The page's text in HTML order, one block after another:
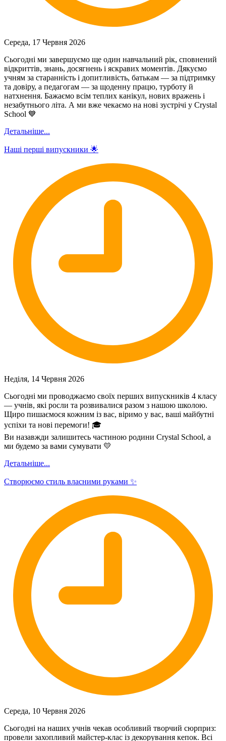
Середа, 17 Червня 2026
Сьогодні ми завершуємо ще один навчальний рік, сповнений
відкриттів, знань, досягнень і яскравих моментів. Дякуємо
учням за старанність і допитливість, батькам — за підтримку
та довіру, а педагогам — за щоденну працю, турботу й
натхнення. Бажаємо всім теплих канікул, нових вражень і
незабутнього літа. А ми вже чекаємо на нові зустрічі у Crystal
School 💙
Детальніше...
Наші перші випускники 🌟
Неділя, 14 Червня 2026
Сьогодні ми проводжаємо своїх перших випускників 4 класу
— учнів, які росли та розвивалися разом з нашою школою.
Щиро пишаємося кожним із вас, віримо у вас, ваші майбутні
успіхи та нові перемоги! 🎓
Ви назавжди залишитесь частиною родини Crystal School, а
ми будемо за вами сумувати 💛
Детальніше...
Створюємо стиль власними руками ✨
Середа, 10 Червня 2026
Сьогодні на наших учнів чекав особливий творчий сюрприз:
провели захопливий майстер-клас із декорування кепок. Всі